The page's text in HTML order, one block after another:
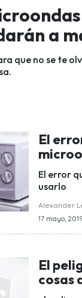
a
que no se te
El
El error
usarlo
Alexander
17 mayo,
El
cosas